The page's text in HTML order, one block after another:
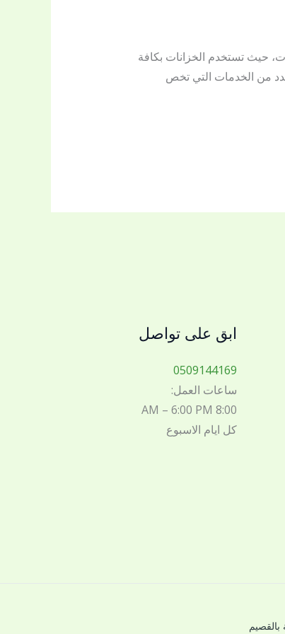
حيث تستخدم الخزانات بكافة
من الخدمات التي تخص
ابق على تواصل
0509144169
ساعات العمل:
8:00 AM – 6:00 PM
كل ايام الاسبوع